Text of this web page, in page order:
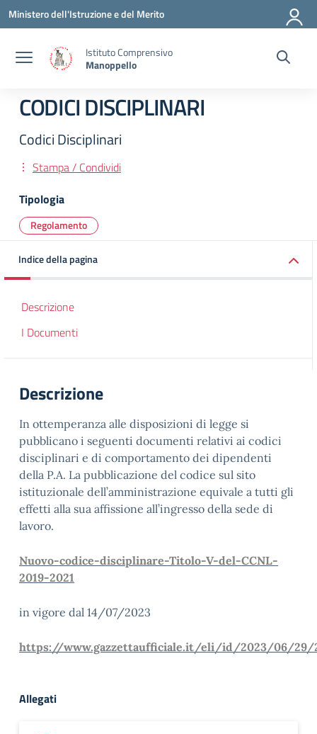
Vai ai contenuti
Vai al menu di navigazione
Vai al footer
Ministero dell'Istruzione e del Merito
Istituto Comprensivo
Manoppello
CODICI DISCIPLINARI
Codici Disciplinari
Stampa / Condividi
Tipologia
Regolamento
Indice della pagina
Descrizione
I Documenti
Descrizione
In ottemperanza alle disposizioni di legge si
pubblicano i seguenti documenti relativi ai codici
disciplinari e di comportamento dei dipendenti
della P.A. La pubblicazione del codice sul sito
istituzionale dell’amministrazione equivale a tutti gli
effetti alla sua affissione all’ingresso della sede di
lavoro.
Nuovo-codice-disciplinare-Titolo-V-del-CCNL-
2019-2021
in vigore dal 14/07/2023
https://www.gazzettaufficiale.it/eli/id/2023/06/29/
Allegati